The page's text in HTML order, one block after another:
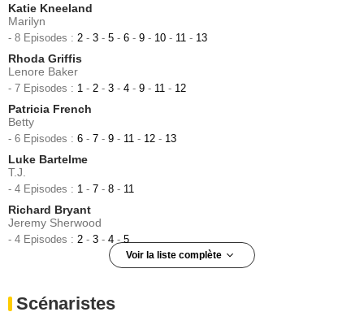
Katie Kneeland
Marilyn
- 8 Episodes : 2 - 3 - 5 - 6 - 9 - 10 - 11 - 13
Rhoda Griffis
Lenore Baker
- 7 Episodes : 1 - 2 - 3 - 4 - 9 - 11 - 12
Patricia French
Betty
- 6 Episodes : 6 - 7 - 9 - 11 - 12 - 13
Luke Bartelme
T.J.
- 4 Episodes : 1 - 7 - 8 - 11
Richard Bryant
Jeremy Sherwood
- 4 Episodes : 2 - 3 - 4 - 5
Voir la liste complète
- 3 Episodes :5-11-13
Scénaristes